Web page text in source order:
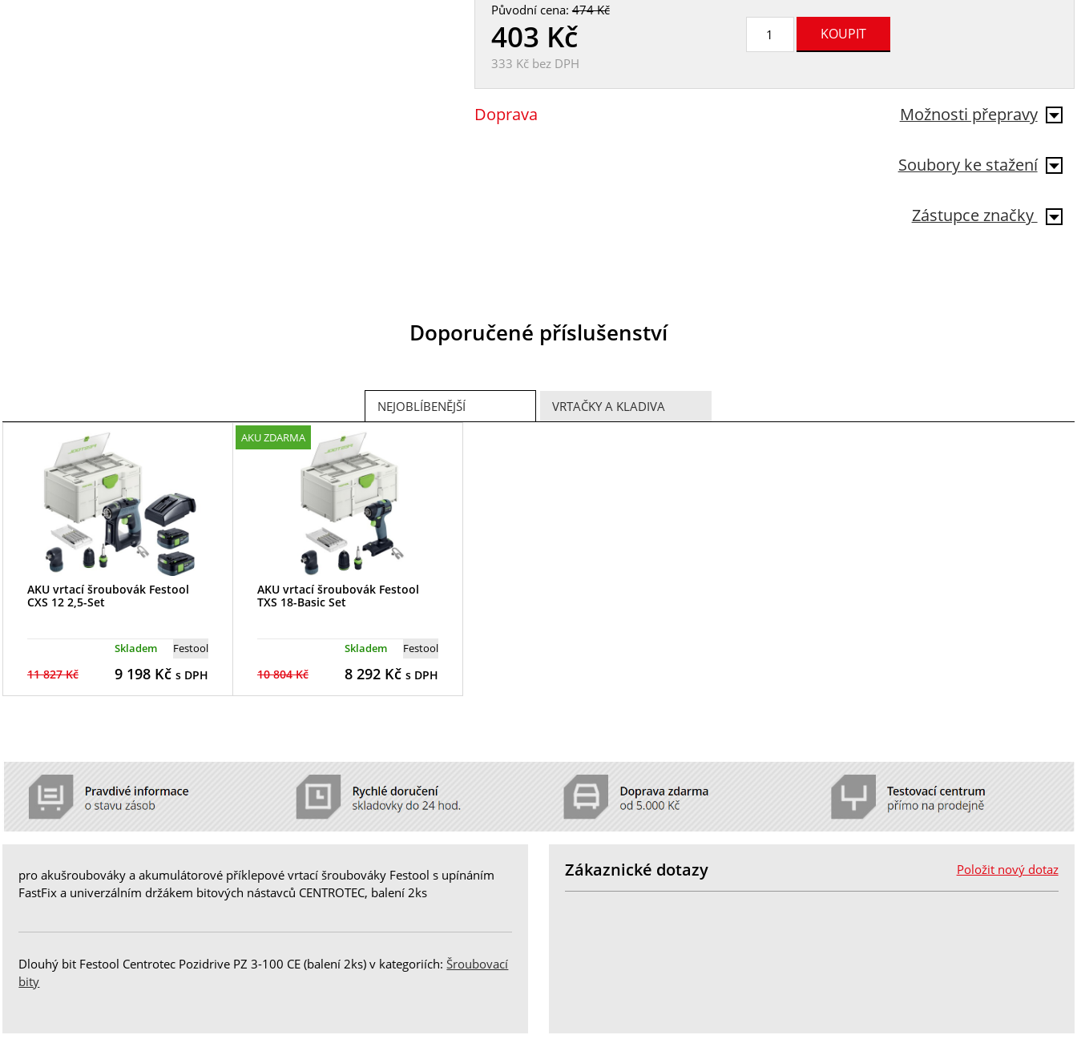
Původní cena:474 Kč
403 Kč
333 Kčbez DPH
Možnosti přepravy
Doprava
Soubory ke stažení
Zástupce značky
Doporučené příslušenství
NEJOBLÍBENĚJŠÍ VRTAČKY A KLADIVA
AKU vrtací šroubovák Festool
CXS 12 2,5-Set
Festool
Skladem
11 827 Kč 9 198Kč s DPH
AKU ZDARMA
AKU vrtací šroubovák Festool
TXS 18-Basic Set
Festool
Skladem
10 804 Kč 8 292Kč s DPH
pro akušroubováky a akumulátorové příklepové vrtací šroubováky Festool s upínáním
FastFix a univerzálním držákem bitových nástavců CENTROTEC, balení 2ks
Dlouhý bit Festool Centrotec Pozidrive PZ 3-100 CE (balení 2ks) v kategoriích:Šroubovací
bity
Položit nový dotaz
Zákaznické dotazy